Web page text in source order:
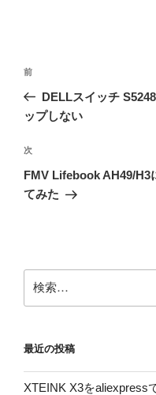
投
ゲ
ー
シ
前
の
投
前
DELLスイッチ
ップしない
次
の
投
次
FMV Lifebook AH49/H3
てみた
索:
最近の投稿
XTEINK X3をaliexpress